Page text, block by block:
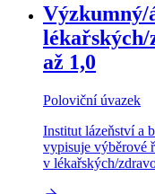
Výzkumný/
lékařských/
až 1,0
Poloviční úvazek
Institut lázeňství a
vypisuje výběrové
v lékařských/